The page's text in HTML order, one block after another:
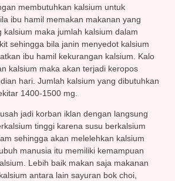
membutuhkan kalsium untuk
ibu hamil memakan makanan yang
kalsium maka jumlah kalsium dalam
sehingga bila janin menyedot kalsium
ibu hamil kekurangan kalsium. Kalo
kalsium maka akan terjadi keropos
hari. Jumlah kalsium yang dibutuhkan
1400-1500 mg.
jadi korban iklan dengan langsung
tinggi karena susu berkalsium
sehingga akan melelehkan kalsium
manusia itu memiliki kemampuan
Lebih baik makan saja makanan
antara lain sayuran bok choi,